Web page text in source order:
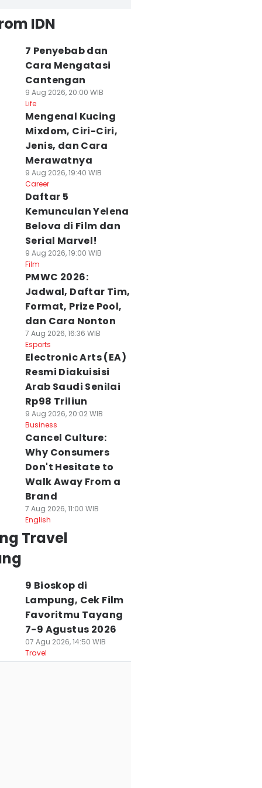
IDN
7 Penyebab dan
Cara Mengatasi
Cantengan
9 Aug 2026, 20:00 WIB
Life
Mengenal Kucing
Mixdom, Ciri-Ciri,
Jenis, dan Cara
Merawatnya
9 Aug 2026, 19:40 WIB
Career
Daftar 5
Kemunculan Yelena
Belova di Film dan
Serial Marvel!
9 Aug 2026, 19:00 WIB
Film
PMWC 2026:
Jadwal, Daftar Tim,
Format, Prize Pool,
dan Cara Nonton
7 Aug 2026, 16:36 WIB
Esports
Electronic Arts (EA)
Resmi Diakuisisi
Arab Saudi Senilai
Rp98 Triliun
9 Aug 2026, 20:02 WIB
Business
Cancel Culture:
Why Consumers
Don't Hesitate to
Walk Away From a
Brand
7 Aug 2026, 11:00 WIB
English
Travel
9 Bioskop di
Lampung, Cek Film
Favoritmu Tayang
7-9 Agustus 2026
07 Agu 2026, 14:50 WIB
Travel